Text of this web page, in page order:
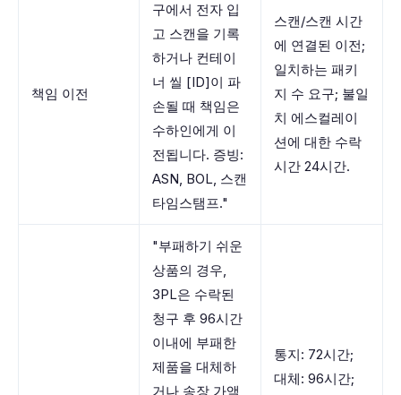
책임 이전
구에서 전자 입
고 스캔을 기록
하거나 컨테이
너 씰 [ID]이 파
손될 때 책임은
수하인에게 이
전됩니다. 증빙:
ASN, BOL, 스캔
타임스탬프."
스캔/스캔 시간
에 연결된 이전;
일치하는 패키
지 수 요구; 불일
치 에스컬레이
션에 대한 수락
시간 24시간.
"부패하기 쉬운
상품의 경우,
3PL은 수락된
청구 후 96시간
이내에 부패한
제품을 대체하
거나 송장 가액
통지: 72시간;
대체: 96시간;